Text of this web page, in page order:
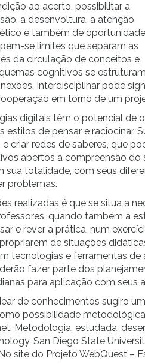
ao acerto, possibilitar a
a desenvoltura, a atenção
e também de
se limites que separam as
da circulação de conceitos e
cognitivos se
Interdisciplinar pode
em torno de um
digitais têm o potencial de
estilos de pensar e raciocinar.
criar redes de saberes, que
abertos à compreensão
sua totalidade, com seus
problemas.
realizadas é que se situa a
quando também a
e rever a prática, num
de situações
tecnologias e ferramentas de
fazer parte dos
para aplicação com seus
de conhecimentos sugiro
possibilidade
Metodologia, estudada,
San Diego State
site do Projeto WebQuest –